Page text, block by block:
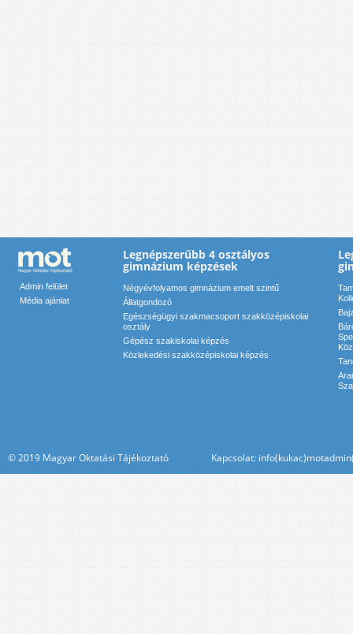
Admin felület
Média ajánlat
Legnépszerűbb 4 osztályos
gimnázium képzések
Négyévfolyamos gimnázium emelt szintű
Állatgondozó
Egészségügyi szakmacsoport szakközépiskolai
osztály
Gépész szakiskolai képzés
Közlekedési szakközépiskolai képzés
© 2019 Magyar Oktatási Tájékoztató Kapcsolat: